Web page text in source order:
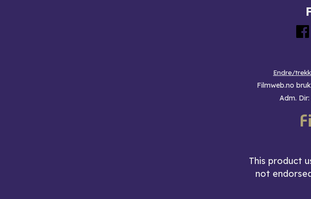
Endre/
Filmweb.no
Adm.
This product
not